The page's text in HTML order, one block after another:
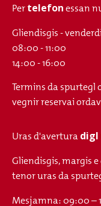
Pertelefonessan
Gliendisgis -
08:00 - 11:00
14:00 - 16:00
Termins da spurtegl
vegnir reservai
Uras d'averturadigl
Gliendisgis, margis
tenor uras da
Mesjamna: 09:00 –